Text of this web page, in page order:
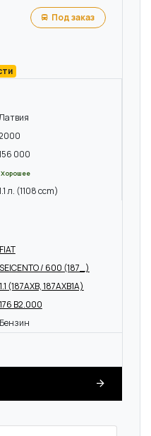
Под заказ
000
Хорошее
л. (1108 ccm)
FIAT
SEICENTO / 600 (187_)
1.1 (187AXB, 187AXB1A)
176 B2.000
Бензин